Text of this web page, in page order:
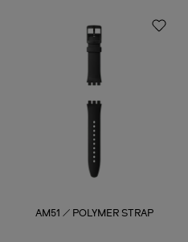
AM51 / POLYMER STRAP